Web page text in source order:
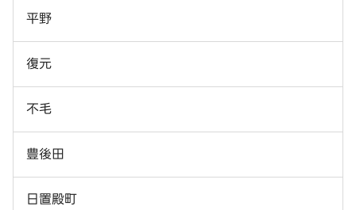
平野
復元
不毛
豊後田
日置殿町